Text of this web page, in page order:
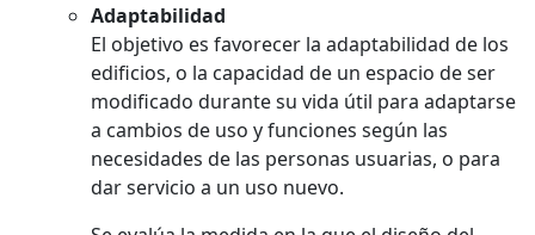
Adaptabilidad
El objetivo es favorecer la adaptabilidad de los
edificios, o la capacidad de un espacio de ser
modificado durante su vida útil para adaptarse
a cambios de uso y funciones según las
necesidades de las personas usuarias, o para
dar servicio a un uso nuevo.